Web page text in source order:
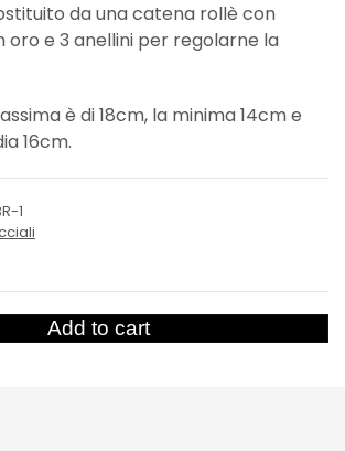
da una catena rollè con
oro e 3 anellini per regolarne la
è di 18cm, la minima 14cm e
16cm.
1
Add to cart